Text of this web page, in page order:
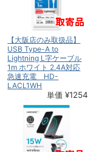
【大阪店のみ取扱品】
USB Type-A to
Lightning L字ケーブル
1m ホワイト 2.4A対応
急速充電 HD-
LACL1WH
単価 ¥1254